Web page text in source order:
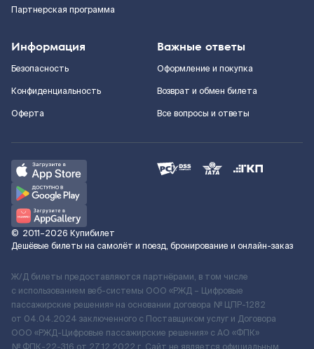
Партнерская программа
Информация
Безопасность
Конфиденциальность
Оферта
Важные ответы
Оформление и покупка
Возврат и обмен билета
Все вопросы и ответы
© 2011–2026 Купибилет
Дешёвые билеты на самолёт и поезд, бронирование и онлайн-заказ
Ж/Д билеты предоставляются партнёрами, в том числе
с использованием веб-системы ООО «РЖД – Цифровые
пассажирские решения» на основании договора № ЦПР-1282
от 04.04.2024 заключенного с Поставщиком услуг и Договора
ООО «РЖД-Цифровые пассажирские решения» c АО «ФПК»